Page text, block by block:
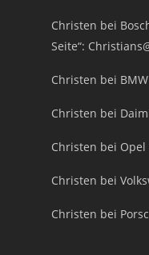
Christen bei
Seite“:
Christen bei
Christen bei
Christen bei Opel
Christen bei
Christen bei